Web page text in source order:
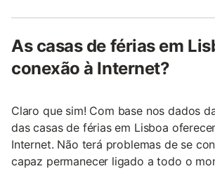
As casas de férias em
conexão à Internet?
Claro que sim! Com base nos dados
das casas de férias em Lisboa
Internet. Não terá problemas de se
capaz permanecer ligado a todo o